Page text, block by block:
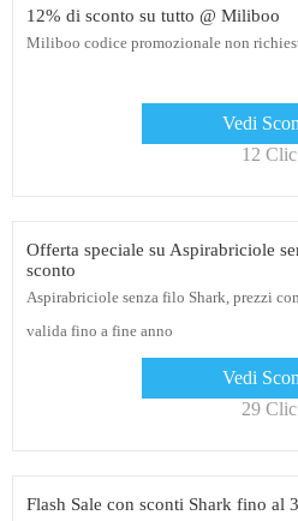
12% di sconto su tutto @ Miliboo
Miliboo codice promozionale non
Vedi
12 Clic
Offerta speciale su Aspirabriciole
sconto
Aspirabriciole senza filo Shark, prezzi
valida fino a fine anno
Vedi
29 Clic
Flash Sale con sconti Shark fino al